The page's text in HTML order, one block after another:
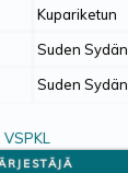
Kupariketun
Suden Sydän
Suden Sydän
VSPKL